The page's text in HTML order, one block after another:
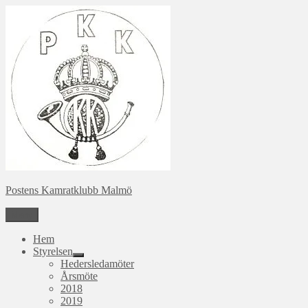
Postens Kamratklubb Malmö
Hem
Styrelsen
expandera
undermeny
Hedersledamöter
Årsmöte
2018
2019